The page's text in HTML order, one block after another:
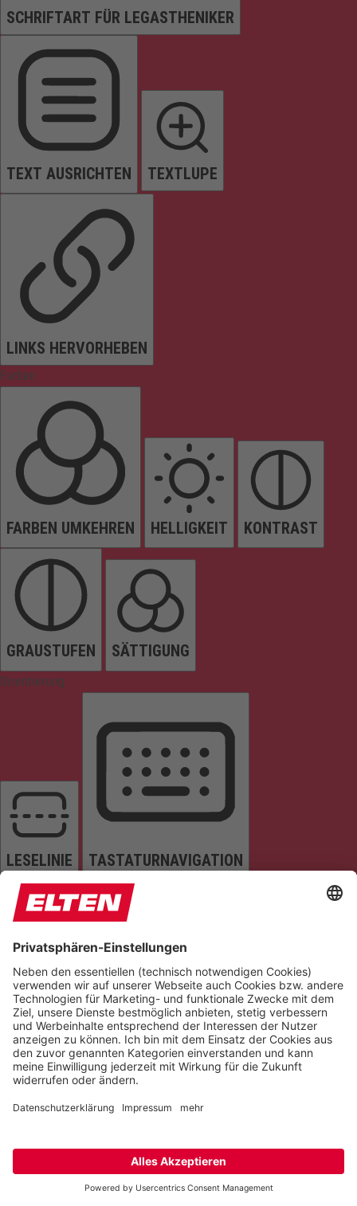
SCHRIFTART FÜR LEGASTHENIKER
TEXT AUSRICHTEN TEXTLUPE
LINKS HERVORHEBEN
Farben
FARBEN UMKEHREN HELLIGKEIT KONTRAST
GRAUSTUFEN SÄTTIGUNG
Orientierung
LESELINIE TASTATURNAVIGATION
TITEL HERVORHEBEN LESEMASKE